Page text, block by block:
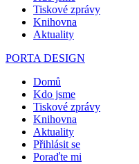
Tiskové zprávy
Knihovna
Aktuality
PORTA DESIGN
Domů
Kdo jsme
Tiskové zprávy
Knihovna
Aktuality
Přihlásit se
Poraďte mi